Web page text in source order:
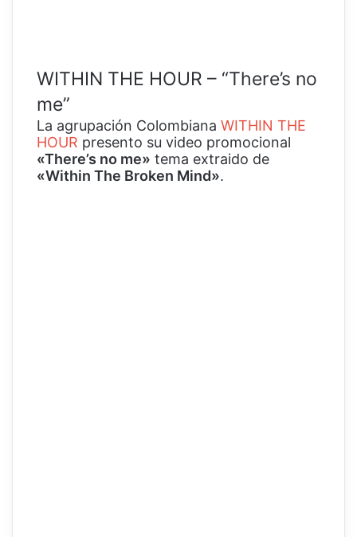
WITHIN THE HOUR – “There’s no
me”
La agrupación Colombiana WITHIN THE
HOUR presento su video promocional
«There’s no me» tema extraido de
«Within The Broken Mind».